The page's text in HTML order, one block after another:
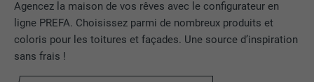
Agencez la maison de vos rêves avec le configurateur en
ligne PREFA. Choisissez parmi de nombreux produits et
coloris pour les toitures et façades. Une source d’inspiration
sans frais !
EXPIRATION 90 jours
UTILITÉ
Est placé afin de tester si le navigateur
FOURNISSEUR LinkedIn
EXPIRATION